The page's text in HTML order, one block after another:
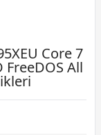
Core 7
FreeDOS All